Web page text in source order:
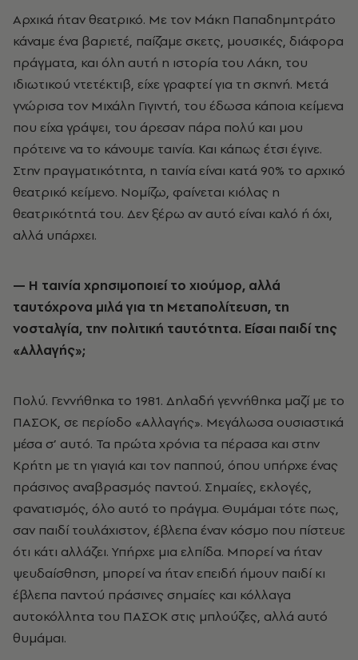
Αρχικά ήταν θεατρικό. Με τον Μάκη Παπαδημητράτο
κάναμε ένα βαριετέ, παίζαμε σκετς, μουσικές, διάφορα
πράγματα, και όλη αυτή η ιστορία του Λάκη, του
ιδιωτικού ντετέκτιβ, είχε γραφτεί για τη σκηνή. Μετά
γνώρισα τον Μιχάλη Γιγιντή, του έδωσα κάποια κείμενα
που είχα γράψει, του άρεσαν πάρα πολύ και μου
πρότεινε να το κάνουμε ταινία. Και κάπως έτσι έγινε.
Στην πραγματικότητα, η ταινία είναι κατά 90% το αρχικό
θεατρικό κείμενο. Νομίζω, φαίνεται κιόλας η
θεατρικότητά του. Δεν ξέρω αν αυτό είναι καλό ή όχι,
αλλά υπάρχει.
— Η ταινία χρησιμοποιεί το χιούμορ, αλλά
ταυτόχρονα μιλά για τη Μεταπολίτευση, τη
νοσταλγία, την πολιτική ταυτότητα. Είσαι παιδί της
«Αλλαγής»;
Πολύ. Γεννήθηκα το 1981. Δηλαδή γεννήθηκα μαζί με το
ΠΑΣΟΚ, σε περίοδο «Αλλαγής». Μεγάλωσα ουσιαστικά
μέσα σ’ αυτό. Τα πρώτα χρόνια τα πέρασα και στην
Κρήτη με τη γιαγιά και τον παππού, όπου υπήρχε ένας
πράσινος αναβρασμός παντού. Σημαίες, εκλογές,
φανατισμός, όλο αυτό το πράγμα. Θυμάμαι τότε πως,
σαν παιδί τουλάχιστον, έβλεπα έναν κόσμο που πίστευε
ότι κάτι αλλάζει. Υπήρχε μια ελπίδα. Μπορεί να ήταν
ψευδαίσθηση, μπορεί να ήταν επειδή ήμουν παιδί κι
έβλεπα παντού πράσινες σημαίες και κόλλαγα
αυτοκόλλητα του ΠΑΣΟΚ στις μπλούζες, αλλά αυτό
θυμάμαι.